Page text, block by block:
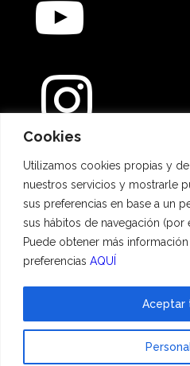
Cookies
Utilizamos cookies propias y
nuestros servicios y mostrarle
sus preferencias en base a un
sus hábitos de navegación (por
Puede obtener más
preferencias AQUÍ
Aceptar
Métodos
© 2023 Hadescan All rights reserved ·
Política de cookies|